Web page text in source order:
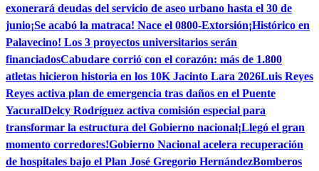
exonerará deudas del servicio de aseo urbano hasta el 30 de
junio¡Se acabó la matraca! Nace el 0800-Extorsión¡Histórico en
Palavecino! Los 3 proyectos universitarios serán
financiadosCabudare corrió con el corazón: más de 1.800
atletas hicieron historia en los 10K Jacinto Lara 2026Luis Reyes
Reyes activa plan de emergencia tras daños en el Puente
YacuralDelcy Rodríguez activa comisión especial para
transformar la estructura del Gobierno nacional¡Llegó el gran
momento corredores!Gobierno Nacional acelera recuperación
de hospitales bajo el Plan José Gregorio HernándezBomberos